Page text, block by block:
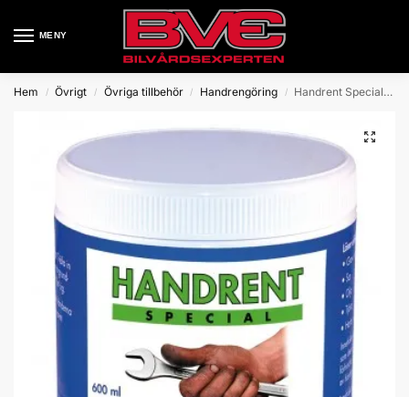
MENY
Hem / Övrigt / Övriga tillbehör / Handrengöring / Handrent Special 600Ml